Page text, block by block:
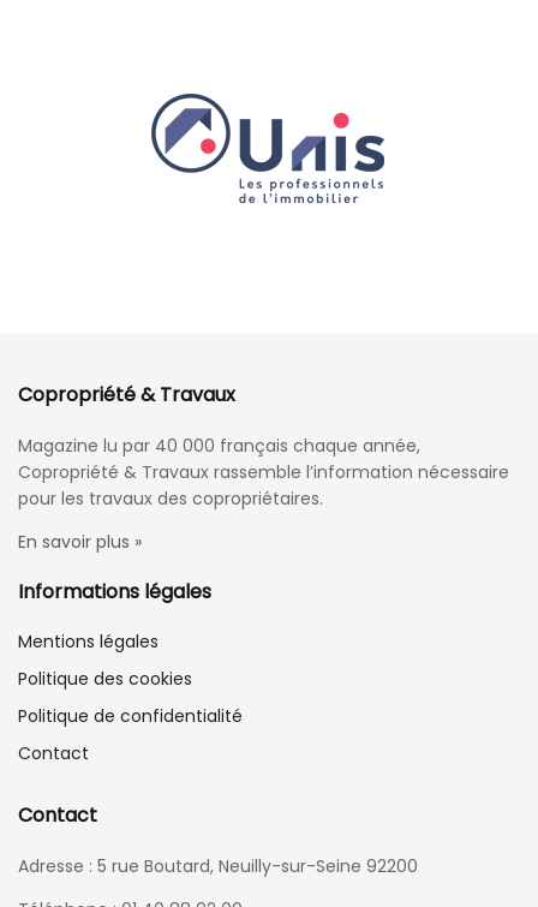
Copropriété & Travaux
Magazine lu par 40 000 français chaque année,
Copropriété & Travaux rassemble l’information nécessaire
pour les travaux des copropriétaires.
En savoir plus »
Informations légales
Mentions légales
Politique des cookies
Politique de confidentialité
Contact
Contact
Adresse : 5 rue Boutard, Neuilly-sur-Seine 92200